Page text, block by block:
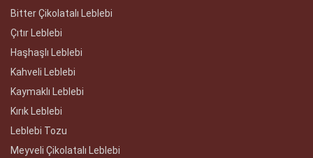
Bitter Çikolatalı Leblebi
Çıtır Leblebi
Haşhaşlı Leblebi
Kahveli Leblebi
Kaymaklı Leblebi
Kırık Leblebi
Leblebi Tozu
Meyveli Çikolatalı Leblebi